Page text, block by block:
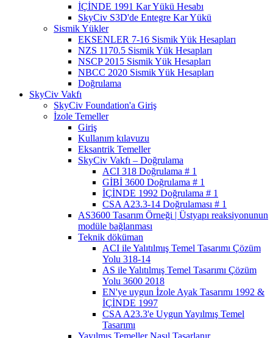
İÇİNDE 1991 Kar Yükü Hesabı
SkyCiv S3D'de Entegre Kar Yükü
Sismik Yükler
EKSENLER 7-16 Sismik Yük Hesapları
NZS 1170.5 Sismik Yük Hesapları
NSCP 2015 Sismik Yük Hesapları
NBCC 2020 Sismik Yük Hesapları
Doğrulama
SkyCiv Vakfı
SkyCiv Foundation'a Giriş
İzole Temeller
Giriş
Kullanım kılavuzu
Eksantrik Temeller
SkyCiv Vakfı – Doğrulama
ACI 318 Doğrulama # 1
GİBİ 3600 Doğrulama # 1
İÇİNDE 1992 Doğrulama # 1
CSA A23.3-14 Doğrulaması # 1
AS3600 Tasarım Örneği | Üstyapı reaksiyonunun
modüle bağlanması
Teknik döküman
ACI ile Yalıtılmış Temel Tasarımı Çözüm
Yolu 318-14
AS ile Yalıtılmış Temel Tasarımı Çözüm
Yolu 3600 2018
EN'ye uygun İzole Ayak Tasarımı 1992 &
İÇİNDE 1997
CSA A23.3'e Uygun Yayılmış Temel
Tasarımı